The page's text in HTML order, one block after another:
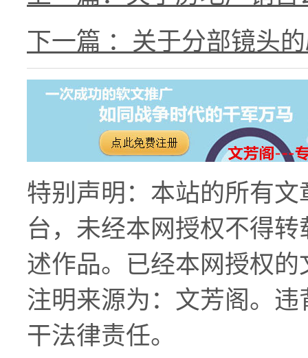
下一篇 ：关于分部镜头
特别声明：本站的所有
台，未经本网授权不得
述作品。已经本网授权
注明来源为：文芳阁。
干法律责任。